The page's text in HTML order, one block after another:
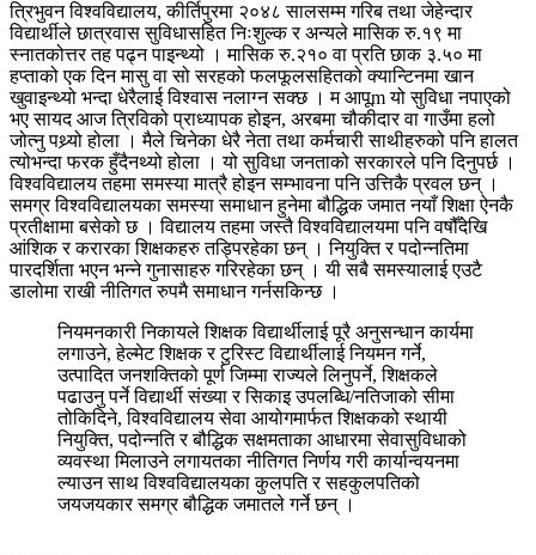
त्रिभुवन विश्वविद्यालय, कीर्तिपुरमा २०४८ सालसम्म गरिब तथा जेहेन्दार
विद्यार्थीले छात्रवास सुविधासहित निःशुल्क र अन्यले मासिक रु.१९ मा
स्नातकोत्तर तह पढ्न पाइन्थ्यो । मासिक रु.२१० वा प्रति छाक ३.५० मा
हप्ताको एक दिन मासु वा सो सरहको फलफूलसहितको क्यान्टिनमा खान
खुवाइन्थ्यो भन्दा धेरैलाई विश्वास नलाग्न सक्छ । म आपूm यो सुविधा नपाएको
भए सायद आज त्रिविको प्राध्यापक होइन, अरबमा चौकीदार वा गाउँमा हलो
जोत्नु पथ्र्यो होला । मैले चिनेका धेरै नेता तथा कर्मचारी साथीहरुको पनि हालत
त्योभन्दा फरक हुँदैनथ्यो होला । यो सुविधा जनताको सरकारले पनि दिनुपर्छ ।
विश्वविद्यालय तहमा समस्या मात्रै होइन सम्भावना पनि उत्तिकै प्रवल छन् ।
समग्र विश्वविद्यालयका समस्या समाधान हुनेमा बौद्धिक जमात नयाँ शिक्षा ऐनकै
प्रतीक्षामा बसेको छ । विद्यालय तहमा जस्तै विश्वविद्यालयमा पनि वषौँदेखि
आंशिक र करारका शिक्षकहरु तड्पिरहेका छन् । नियुक्ति र पदोन्नतिमा
पारदर्शिता भएन भन्ने गुनासाहरु गरिरहेका छन् । यी सबै समस्यालाई एउटै
डालोमा राखी नीतिगत रुपमै समाधान गर्नसकिन्छ ।
नियमनकारी निकायले शिक्षक विद्यार्थीलाई पूरै अनुसन्धान कार्यमा
लगाउने, हेल्मेट शिक्षक र टुरिस्ट विद्यार्थीलाई नियमन गर्ने,
उत्पादित जनशक्तिको पूर्ण जिम्मा राज्यले लिनुपर्ने, शिक्षकले
पढाउनु पर्ने विद्यार्थी संख्या र सिकाइ उपलब्धि/नतिजाको सीमा
तोकिदिने, विश्वविद्यालय सेवा आयोगमार्फत शिक्षकको स्थायी
नियुक्ति, पदोन्नति र बौद्धिक सक्षमताका आधारमा सेवासुविधाको
व्यवस्था मिलाउने लगायतका नीतिगत निर्णय गरी कार्यान्वयनमा
ल्याउन साथ विश्वविद्यालयका कुलपति र सहकुलपतिको
जयजयकार समग्र बौद्धिक जमातले गर्ने छन् ।